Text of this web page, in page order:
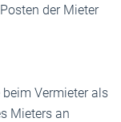
der Mieter
Vermieter als
Mieters an